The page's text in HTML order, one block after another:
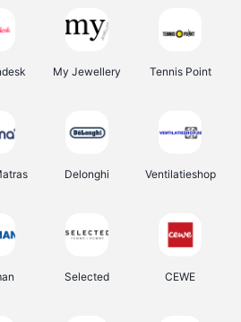
My Jewellery Tennis Point
Delonghi Ventilatieshop
Selected CEWE